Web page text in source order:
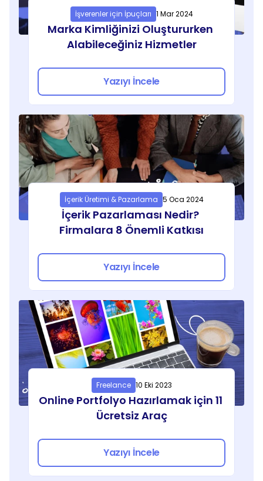
İşverenler için İpuçları 1 Mar 2024
Marka Kimliğinizi Oluştururken
Alabileceğiniz Hizmetler
Yazıyı İncele
İçerik Üretimi & Pazarlama 5 Oca 2024
İçerik Pazarlaması Nedir?
Firmalara 8 Önemli Katkısı
Yazıyı İncele
Freelance 10 Eki 2023
Online Portfolyo Hazırlamak için 11
Ücretsiz Araç
Yazıyı İncele